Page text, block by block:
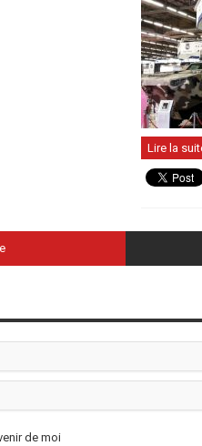
Lire la
de moi